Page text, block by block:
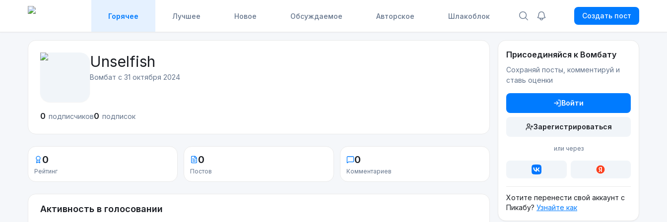
Горячее Лучшее Новое Обсуждаемое Авторское Шлакоблок Создать пост
Unselfish
Вомбат с 31 октября 2024
0 подписчиков0 подписок
0
Рейтинг
0
Постов
0
Комментариев
Активность в голосовании
Присоединяйся к Вомбату
Сохраняй посты, комментируй и
ставь оценки
Войти
Зарегистрироваться
или через
Хотите перенести свой аккаунт с
Пикабу? Узнайте как